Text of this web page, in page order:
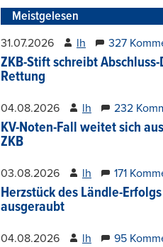
Meistgelesen
31.07.2026 lh 327
ZKB-Stift schreibt
Rettung
04.08.2026 lh 232
KV-Noten-Fall weitet sich
ZKB
03.08.2026 lh 171
Herzstück des Ländle-
ausgeraubt
04.08.2026 lh 95